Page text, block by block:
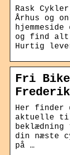
Rask
Århus og
og find alt
Hurtig
Fri
Her finder
aktuelle
din næste
på …